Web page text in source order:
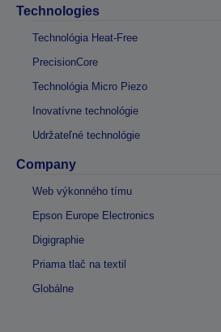
Technologies
Technológia Heat-Free
PrecisionCore
Technológia Micro Piezo
Inovatívne technológie
Udržateľné technológie
Company
Web výkonného tímu
Epson Europe Electronics
Digigraphie
Priama tlač na textil
Globálne